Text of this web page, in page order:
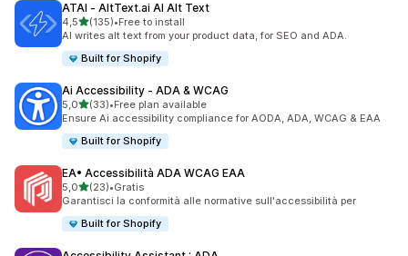
ATAI ‑ AltText.ai AI Alt Text
4,5stelle su 5
(135)
135 recensioni totali
•Free to install
AI writes alt text from your product data, for SEO and ADA.
Built for Shopify
Ai Accessibility ‑ ADA & WCAG
5,0stelle su 5
(33)
33 recensioni totali
•Free plan available
Ensure Ai accessibility compliance for AODA, ADA, WCAG & EAA
Built for Shopify
EA• Accessibilità ADA WCAG EAA
5,0stelle su 5
(23)
23 recensioni totali
•Gratis
Garantisci la conformità alle normative sull'accessibilità per
Built for Shopify